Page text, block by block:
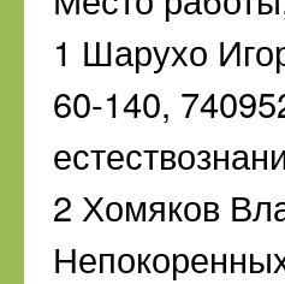
1 Шарухо
60-140,
2 Хомяков